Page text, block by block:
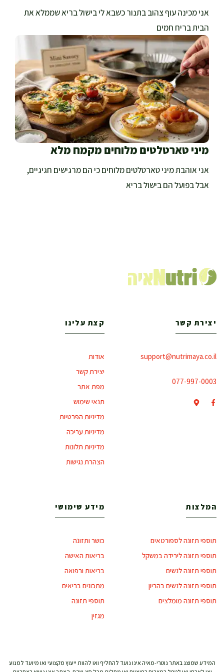
אני מכינה עוף צהוב בתנור כשבא לי בישול בריא שממלא את
הבית בריח חמים
מיני טארטלטים מלוחים מקמח מלא
אני אוהבת מיני טארטלטים מלוחים כי הם מרגישים חגיגיים,
אבל בפועל הם בישול בריא
יצירת קשר
support@nutrimaya.co.il
077-997-0003
קצת עלינו
אודות
יצירת קשר
מפת אתר
תנאי שימוש
מדיניות הפרטיות
מדיניות עריכה
מדיניות תלונות
הצהרת נגישות
המלצות
תוספי תזונה לספורטאים
תוספי תזונה לירידה במשקל
תוספי תזונה לנשים
תוספי תזונה לנשים בהריון
תוספי תזונה מומלצים
מידע שימושי
כושר ותזונה
בריאות האישה
בריאות ורפואה
מתכונים בריאים
תוספי תזונה
מגזין
המידע שמוצג באתר נוטרי-מאיה אינו נועד להחליף ואו להוות ייעוץ מקצועי ואו מיועד למנוע